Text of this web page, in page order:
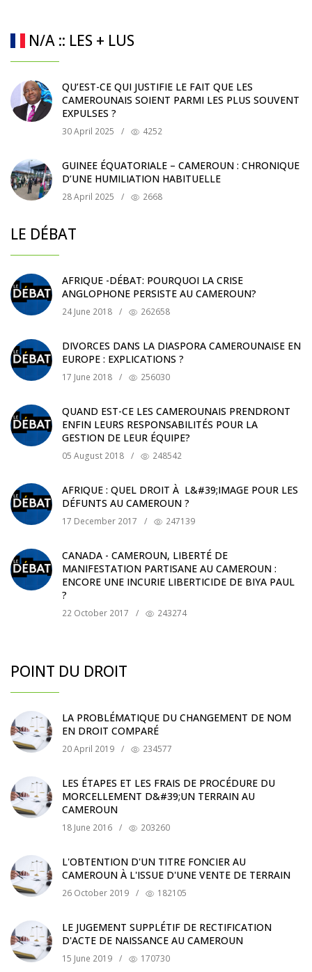
N/A :: LES + LUS
QU’EST-CE QUI JUSTIFIE LE FAIT QUE LES
CAMEROUNAIS SOIENT PARMI LES PLUS SOUVENT
EXPULSES ?
30 April 2025 / 4252
GUINEE ÉQUATORIALE – CAMEROUN : CHRONIQUE
D’UNE HUMILIATION HABITUELLE
28 April 2025 / 2668
LE DÉBAT
AFRIQUE -DÉBAT: POURQUOI LA CRISE
ANGLOPHONE PERSISTE AU CAMEROUN?
24 June 2018 / 262658
DIVORCES DANS LA DIASPORA CAMEROUNAISE EN
EUROPE : EXPLICATIONS ?
17 June 2018 / 256030
QUAND EST-CE LES CAMEROUNAIS PRENDRONT
ENFIN LEURS RESPONSABILITÉS POUR LA
GESTION DE LEUR ÉQUIPE?
05 August 2018 / 248542
AFRIQUE : QUEL DROIT À L&#39;IMAGE POUR LES
DÉFUNTS AU CAMEROUN ?
17 December 2017 / 247139
CANADA - CAMEROUN, LIBERTÉ DE
MANIFESTATION PARTISANE AU CAMEROUN :
ENCORE UNE INCURIE LIBERTICIDE DE BIYA PAUL
?
22 October 2017 / 243274
POINT DU DROIT
LA PROBLÉMATIQUE DU CHANGEMENT DE NOM
EN DROIT COMPARÉ
20 April 2019 / 234577
LES ÉTAPES ET LES FRAIS DE PROCÉDURE DU
MORCELLEMENT D&#39;UN TERRAIN AU
CAMEROUN
18 June 2016 / 203260
L'OBTENTION D'UN TITRE FONCIER AU
CAMEROUN À L'ISSUE D'UNE VENTE DE TERRAIN
26 October 2019 / 182105
LE JUGEMENT SUPPLÉTIF DE RECTIFICATION
D'ACTE DE NAISSANCE AU CAMEROUN
15 June 2019 / 170730